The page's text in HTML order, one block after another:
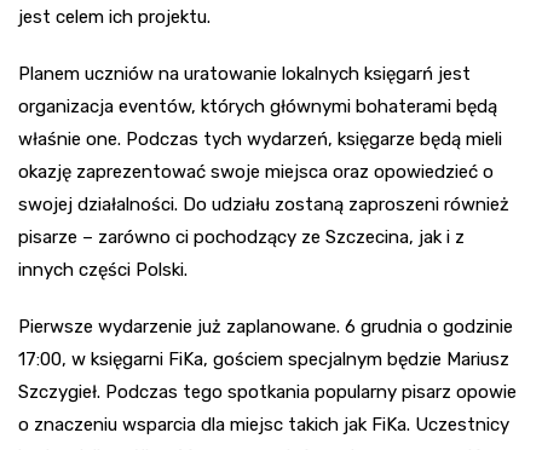
jest celem ich projektu.
Planem uczniów na uratowanie lokalnych księgarń jest
organizacja eventów, których głównymi bohaterami będą
właśnie one. Podczas tych wydarzeń, księgarze będą mieli
okazję zaprezentować swoje miejsca oraz opowiedzieć o
swojej działalności. Do udziału zostaną zaproszeni również
pisarze – zarówno ci pochodzący ze Szczecina, jak i z
innych części Polski.
Pierwsze wydarzenie już zaplanowane. 6 grudnia o godzinie
17:00, w księgarni FiKa, gościem specjalnym będzie Mariusz
Szczygieł. Podczas tego spotkania popularny pisarz opowie
o znaczeniu wsparcia dla miejsc takich jak FiKa. Uczestnicy